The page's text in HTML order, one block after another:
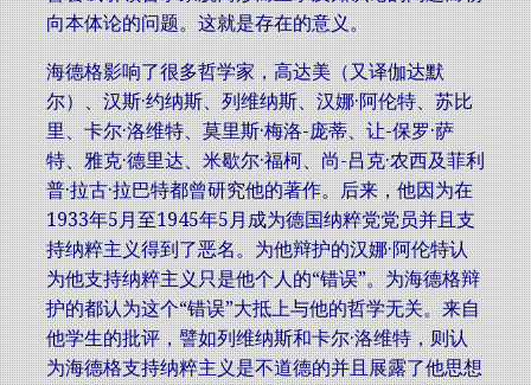
向本体论的问题。这就是存在的意义。
海德格影响了很多哲学家，高达美（又译伽达默
尔）、汉斯·约纳斯、列维纳斯、汉娜·阿伦特、苏比
里、卡尔·洛维特、莫里斯·梅洛-庞蒂、让-保罗·萨
特、雅克·德里达、米歇尔·福柯、尚-吕克·农西及菲利
普·拉古·拉巴特都曾研究他的著作。后来，他因为在
1933年5月至1945年5月成为德国纳粹党党员并且支
持纳粹主义得到了恶名。为他辩护的汉娜·阿伦特认
为他支持纳粹主义只是他个人的“错误”。为海德格辩
护的都认为这个“错误”大抵上与他的哲学无关。来自
他学生的批评，譬如列维纳斯和卡尔·洛维特，则认
为海德格支持纳粹主义是不道德的并且展露了他思想